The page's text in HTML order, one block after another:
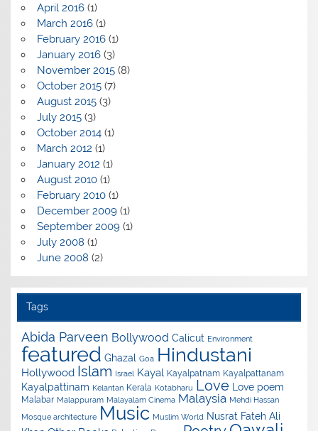
April 2016(1)
March 2016(1)
February 2016(1)
January 2016(3)
November 2015(8)
October 2015(7)
August 2015(3)
July 2015(3)
October 2014(1)
March 2012 (1)
January 2012 (1)
August 2010(1)
February 2010(1)
December 2009(1)
September 2009(1)
July 2008 (1)
June 2008 (2)
Tags
Abida Parveen Bollywood Calicut Environment
featured Ghazal Goa Hindustani
Hollywood Islam Israel Kayal Kayalpatnam Kayalpattanam
Kayalpattinam Kelantan Kerala Kotabharu Love Love poem
Malabar Malappuram Malayalam Cinema Malaysia Mehdi Hassan
Mosque architecture Music Muslim World Nusrat Fateh Ali